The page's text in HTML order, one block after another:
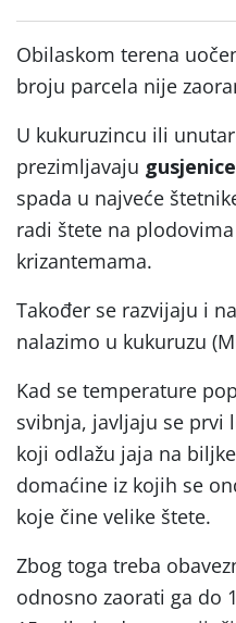
Obilaskom terena
broju parcela nije
U kukuruzincu ili
prezimljavaju
spada u najveće
radi štete na
krizantemama.
Također se razvijaju i
nalazimo u kukuruzu
Kad se temperature
svibnja, javljaju se prvi
koji odlažu jaja na
domaćine iz kojih se
koje čine velike štete.
Zbog toga treba
odnosno zaorati ga do